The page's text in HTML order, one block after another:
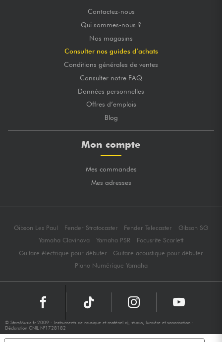
Contactez-nous
Qui sommes-nous ?
Nos magasins
Consulter nos guides d’achats
Conditions générales de ventes
Consulter notre FAQ
Données personnelles
Offres d’emplois
Blog
Mon compte
Mes commandes
Mes adresses
Gibson Les Paul Fender Stratocaster Fender Telecaster
Gibson SG
Yamaha Clavinova
Yamaha PSR
Focusrite Scarlett
Guitare électrique pour débuter
Guitare acoustique pour débuter
Piano Numérique Yamaha
© StarsMusic.fr 2009 - Instruments de musique et matériel dj, studio, lumière et sonorisation -
Déclaration CNIL N°1728182